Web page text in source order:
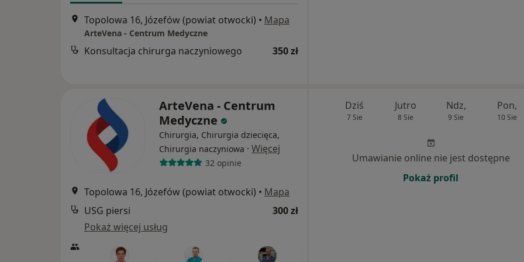
Topolowa 16, Józefów (powiat otwocki) • Mapa
ArteVena - Centrum Medyczne
Konsultacja chirurga naczyniowego 350 zł
ArteVena - Centrum
Medyczne
Chirurgia, Chirurgia dziecięca,
Chirurgia naczyniowa · Więcej
32 opinie
Topolowa 16, Józefów (powiat otwocki) • Mapa
USG piersi
300 zł
Pokaż więcej usług
Dziś
7 Sie
Jutro
8 Sie
Ndz,
9 Sie
Pon,
10 Sie
Umawianie online nie jest dostępne
Pokaż profil